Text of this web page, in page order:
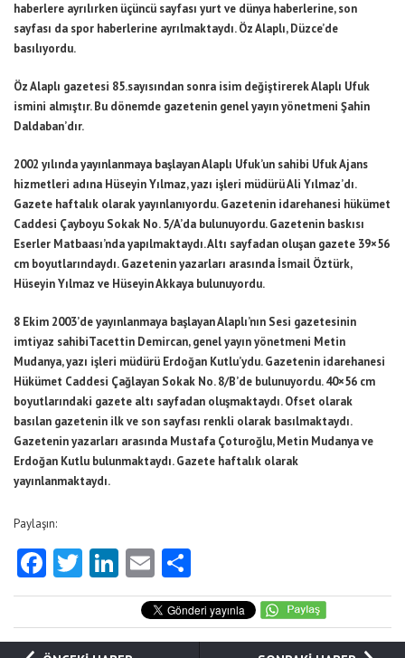
haberlere ayrılırken üçüncü sayfası yurt ve dünya haberlerine, son
sayfası da spor haberlerine ayrılmaktaydı. Öz Alaplı, Düzce’de
basılıyordu.
Öz Alaplı gazetesi 85.sayısından sonra isim değiştirerek Alaplı Ufuk
ismini almıştır. Bu dönemde gazetenin genel yayın yönetmeni Şahin
Daldaban’dır.
2002 yılında yayınlanmaya başlayan Alaplı Ufuk’un sahibi Ufuk Ajans
hizmetleri adına Hüseyin Yılmaz, yazı işleri müdürü Ali Yılmaz’dı.
Gazete haftalık olarak yayınlanıyordu. Gazetenin idarehanesi hükümet
Caddesi Çayboyu Sokak No. 5/A’da bulunuyordu. Gazetenin baskısı
Eserler Matbaası’nda yapılmaktaydı. Altı sayfadan oluşan gazete 39×56
cm boyutlarındaydı. Gazetenin yazarları arasında İsmail Öztürk,
Hüseyin Yılmaz ve Hüseyin Akkaya bulunuyordu.
8 Ekim 2003’de yayınlanmaya başlayan Alaplı’nın Sesi gazetesinin
imtiyaz sahibiTacettin Demircan, genel yayın yönetmeni Metin
Mudanya, yazı işleri müdürü Erdoğan Kutlu’ydu. Gazetenin idarehanesi
Hükümet Caddesi Çağlayan Sokak No. 8/B’de bulunuyordu. 40×56 cm
boyutlarındaki gazete altı sayfadan oluşmaktaydı. Ofset olarak
basılan gazetenin ilk ve son sayfası renkli olarak basılmaktaydı.
Gazetenin yazarları arasında Mustafa Çoturoğlu, Metin Mudanya ve
Erdoğan Kutlu bulunmaktaydı. Gazete haftalık olarak
yayınlanmaktaydı.
Paylaşın:
Facebook
Twitter
LinkedIn
Email